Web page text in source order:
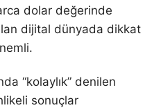
dolar değerinde
dijital dünyada dikkat
“kolaylık” denilen
sonuçlar